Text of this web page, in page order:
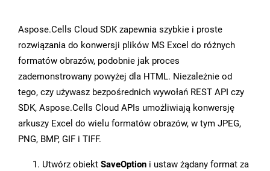
Aspose.Cells Cloud SDK zapewnia szybkie i proste
rozwiązania do konwersji plików MS Excel do różnych
formatów obrazów, podobnie jak proces
zademonstrowany powyżej dla HTML. Niezależnie od
tego, czy używasz bezpośrednich wywołań REST API czy
SDK, Aspose.Cells Cloud APIs umożliwiają konwersję
arkuszy Excel do wielu formatów obrazów, w tym JPEG,
PNG, BMP, GIF i TIFF.
Utwórz obiekt SaveOption i ustaw żądany format za